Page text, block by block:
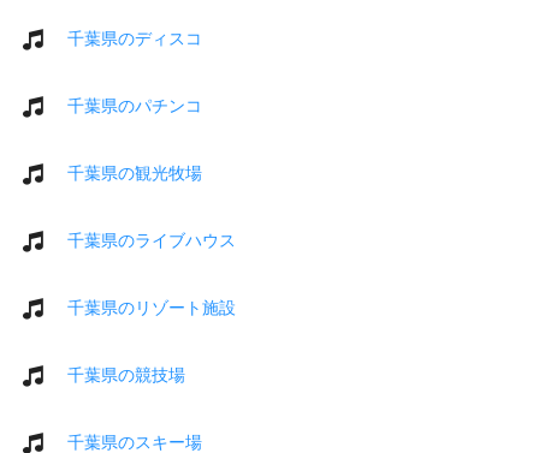
千葉県のディスコ
千葉県のパチンコ
千葉県の観光牧場
千葉県のライブハウス
千葉県のリゾート施設
千葉県の競技場
千葉県のスキー場